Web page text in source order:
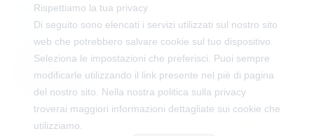
Testimonianze
AZIENDA
Contatti
Informativa sulla Privacy
Termini di Servizio
Rispettiamo la tua privacy
Di seguito sono elencati i servizi utilizzati sul nostro sito
web che potrebbero salvare cookie sul tuo dispositivo.
Seleziona le impostazioni che preferisci. Puoi sempre
modificarle utilizzando il link presente nel piè di pagina
del nostro sito. Nella nostra politica sulla privacy
troverai maggiori informazioni dettagliate sui cookie che
utilizziamo.